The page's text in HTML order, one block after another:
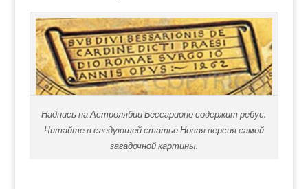
Надпись на Астролябии Бессарионе содержит ребус.
Читайте в следующей статье Новая версия самой
загадочной картины.